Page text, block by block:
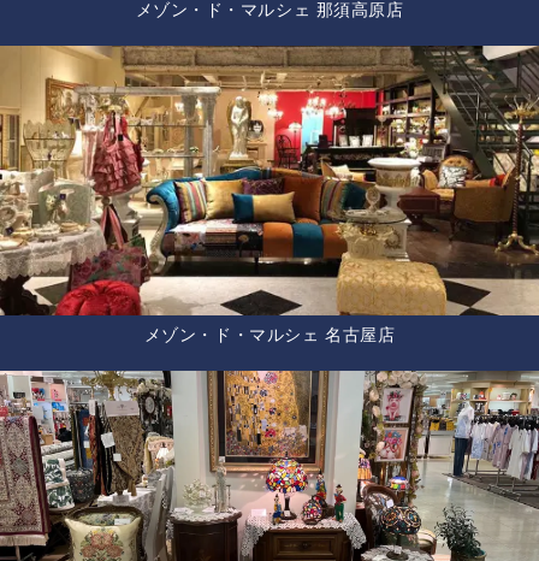
メゾン・ド・マルシェ 那須高原店
メゾン・ド・マルシェ 名古屋店